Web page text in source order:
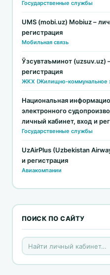
Государственные службы
UMS (mobi.uz) Mobiuz –
регистрация
Мобильная связь
Ўзсувтаъминот (uzsuv.uz)
регистрация
ЖКХ (Жилищно-коммунальное
Национальная
электронного
личный кабинет, вход и
Государственные службы
UzAirPlus (Uzbekistan
и регистрация
Авиакомпании
ПОИСК ПО САЙТУ